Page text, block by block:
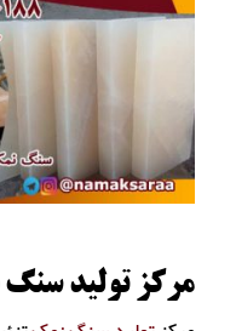
مرکز تولید